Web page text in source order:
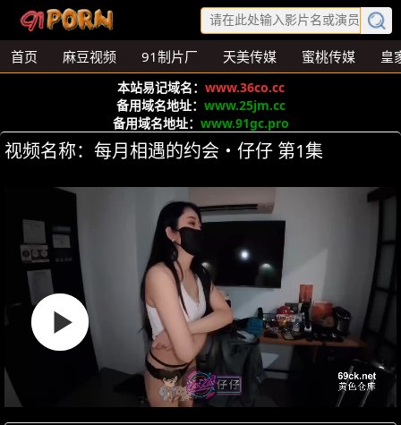
首页 麻豆视频 91制片厂 天美传媒 蜜桃传媒 皇
本站易记域名： www.36co.cc
备用域名地址： www.25jm.cc
备用域名地址： www.91gc.pro
视频名称：每月相遇的约会・仔仔 第1集